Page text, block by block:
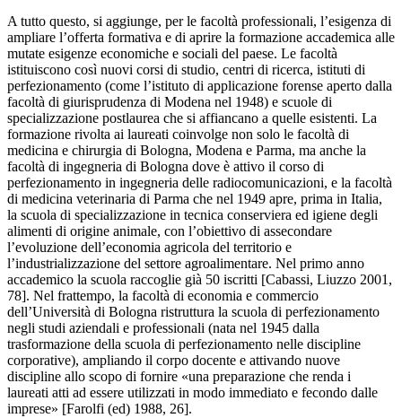
A tutto questo, si aggiunge, per le facoltà professionali, l’esigenza di
ampliare l’offerta formativa e di aprire la formazione accademica alle
mutate esigenze economiche e sociali del paese. Le facoltà
istituiscono così nuovi corsi di studio, centri di ricerca, istituti di
perfezionamento (come l’istituto di applicazione forense aperto dalla
facoltà di giurisprudenza di Modena nel 1948) e scuole di
specializzazione postlaurea che si affiancano a quelle esistenti. La
formazione rivolta ai laureati coinvolge non solo le facoltà di
medicina e chirurgia di Bologna, Modena e Parma, ma anche la
facoltà di ingegneria di Bologna dove è attivo il corso di
perfezionamento in ingegneria delle radiocomunicazioni, e la facoltà
di medicina veterinaria di Parma che nel 1949 apre, prima in Italia,
la scuola di specializzazione in tecnica conserviera ed igiene degli
alimenti di origine animale, con l’obiettivo di assecondare
l’evoluzione dell’economia agricola del territorio e
l’industrializzazione del settore agroalimentare. Nel primo anno
accademico la scuola raccoglie già 50 iscritti [Cabassi, Liuzzo 2001,
78]. Nel frattempo, la facoltà di economia e commercio
dell’Università di Bologna ristruttura la scuola di perfezionamento
negli studi aziendali e professionali (nata nel 1945 dalla
trasformazione della scuola di perfezionamento nelle discipline
corporative), ampliando il corpo docente e attivando nuove
discipline allo scopo di fornire «una preparazione che renda i
laureati atti ad essere utilizzati in modo immediato e fecondo dalle
imprese» [Farolfi (ed) 1988, 26].